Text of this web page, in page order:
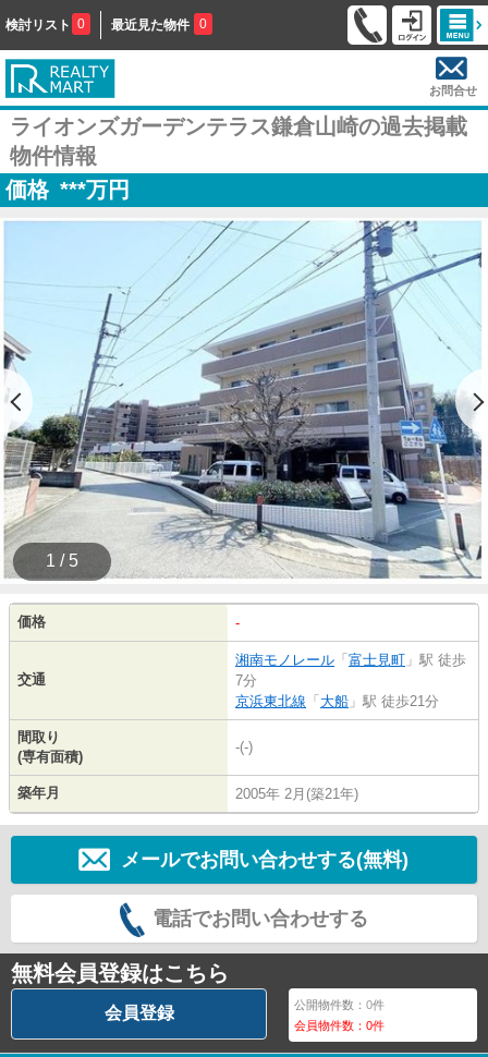
検討リスト 0 最近見た物件 0
お問合せ
ライオンズガーデンテラス鎌倉山崎の過去掲載
物件情報
価格 ***万円
1 / 5
価格 -
交通
湘南モノレール 「 富士見町 」駅 徒歩
7分
京浜東北線 「 大船 」駅 徒歩21分
間取り
(専有面積)
-(-)
築年月 2005年 2月(築21年)
メールでお問い合わせする(無料)
電話でお問い合わせする
無料会員登録はこちら
会員登録 公開物件数：0件
会員物件数：0件